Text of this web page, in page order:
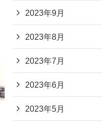
2023年9月
2023年8月
2023年7月
2023年6月
2023年5月